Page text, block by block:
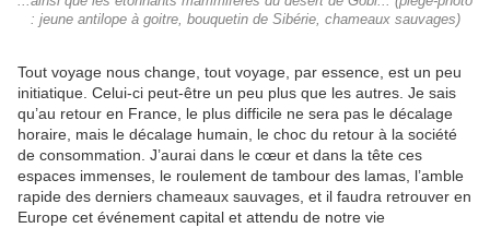
: jeune antilope à goitre, bouquetin de Sibérie, chameaux sauvages)
Tout voyage nous change, tout voyage, par essence, est un peu
initiatique. Celui-ci peut-être un peu plus que les autres. Je sais
qu’au retour en France, le plus difficile ne sera pas le décalage
horaire, mais le décalage humain, le choc du retour à la société
de consommation. J’aurai dans le cœur et dans la tête ces
espaces immenses, le roulement de tambour des lamas, l’amble
rapide des derniers chameaux sauvages, et il faudra retrouver en
Europe cet événement capital et attendu de notre vie